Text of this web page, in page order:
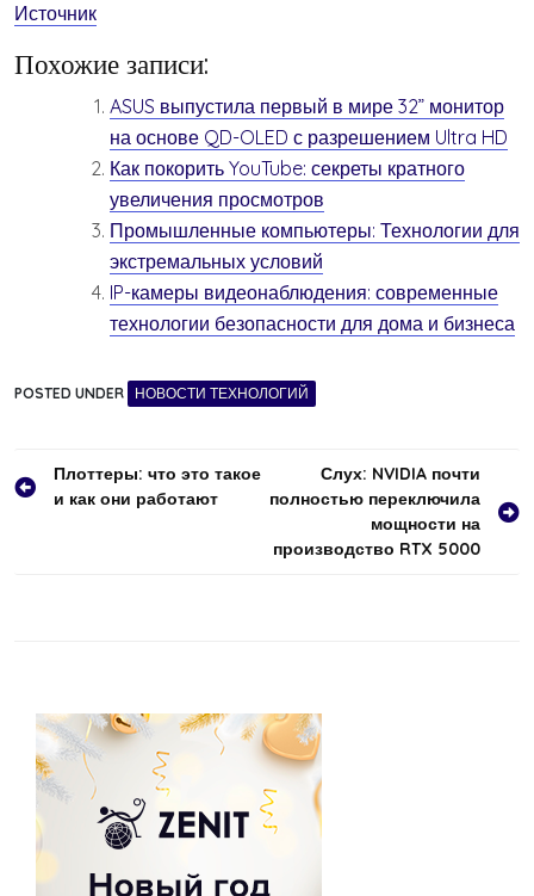
Источник
Похожие записи:
ASUS выпустила первый в мире 32” монитор
на основе QD-OLED с разрешением Ultra HD
Как покорить YouTube: секреты кратного
увеличения просмотров
Промышленные компьютеры: Технологии для
экстремальных условий
IP-камеры видеонаблюдения: современные
технологии безопасности для дома и бизнеса
POSTED UNDER НОВОСТИ ТЕХНОЛОГИЙ
Навигация
Плоттеры: что это такое
и как они работают
Слух: NVIDIA почти
полностью переключила
мощности на
производство RTX 5000